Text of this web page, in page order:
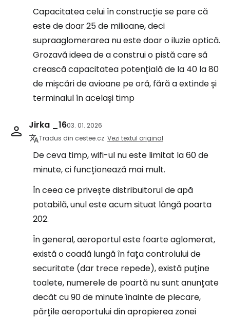
Capacitatea celui în construcție se pare că
este de doar 25 de milioane, deci
supraaglomerarea nu este doar o iluzie optică.
Grozavă ideea de a construi o pistă care să
crească capacitatea potențială de la 40 la 80
de mișcări de avioane pe oră, fără a extinde și
terminalul în același timp
Jirka _1603. 01. 2026
Tradus din cestee.cz Vezi textul original
De ceva timp, wifi-ul nu este limitat la 60 de
minute, ci funcționează mai mult.
În ceea ce privește distribuitorul de apă
potabilă, unul este acum situat lângă poarta
202.
În general, aeroportul este foarte aglomerat,
există o coadă lungă în fața controlului de
securitate (dar trece repede), există puține
toalete, numerele de poartă nu sunt anunțate
decât cu 90 de minute înainte de plecare,
părțile aeroportului din apropierea zonei